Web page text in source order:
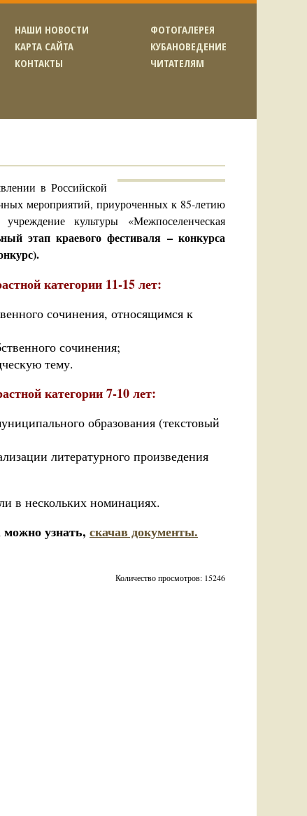
НАШИ НОВОСТИ
КАРТА САЙТА
КОНТАКТЫ
ФОТОГАЛЕРЕЯ
КУБАНОВЕДЕНИЕ
ЧИТАТЕЛЯМ
в Российской
мероприятий, приуроченных к 85-летию
культуры «Межпоселенческая
этап краевого фестиваля – конкурса
категории 11-15 лет:
сочинения, относящимся к
сочинения;
тему.
категории 7-10 лет:
образования (текстовый
литературного произведения
в нескольких номинациях.
можно узнать, скачав документы.
Количество просмотров: 15246